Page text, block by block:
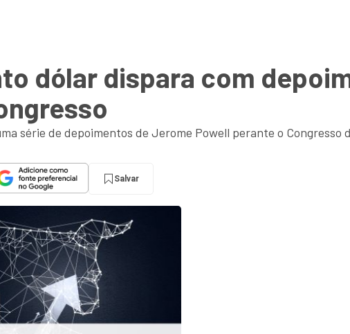
dólar dispara com
série de depoimentos de Jerome Powell perante o Congresso
Salvar